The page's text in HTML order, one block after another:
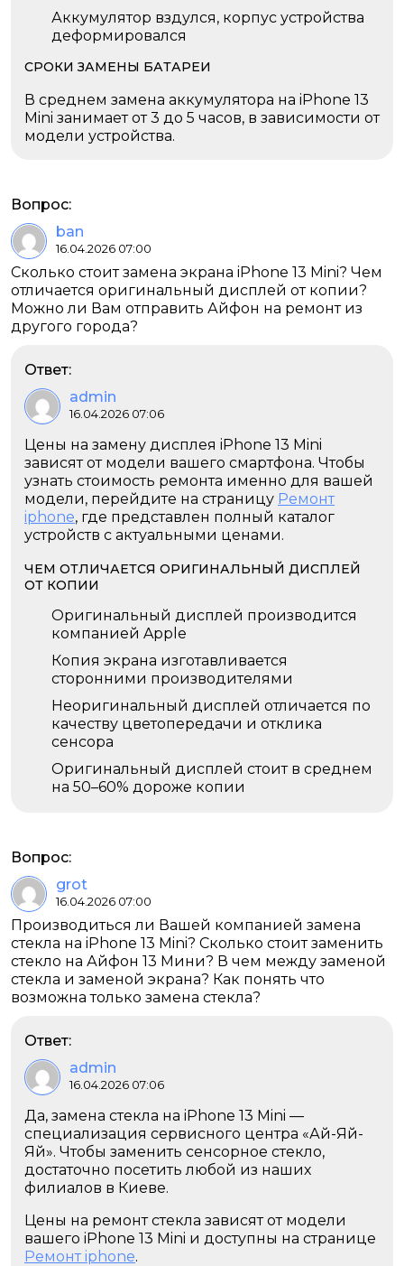
Аккумулятор вздулся, корпус устройства
деформировался
СРОКИ ЗАМЕНЫ БАТАРЕИ
В среднем замена аккумулятора на iPhone 13
Mini занимает от 3 до 5 часов, в зависимости от
модели устройства.
Вопрос:
ban
16.04.2026 07:00
Сколько стоит замена экрана iPhone 13 Mini? Чем
отличается оригинальный дисплей от копии?
Можно ли Вам отправить Айфон на ремонт из
другого города?
Ответ:
admin
16.04.2026 07:06
Цены на замену дисплея iPhone 13 Mini
зависят от модели вашего смартфона. Чтобы
узнать стоимость ремонта именно для вашей
модели, перейдите на страницу Ремонт
iphone, где представлен полный каталог
устройств с актуальными ценами.
ЧЕМ ОТЛИЧАЕТСЯ ОРИГИНАЛЬНЫЙ ДИСПЛЕЙ
ОТ КОПИИ
Оригинальный дисплей производится
компанией Apple
Копия экрана изготавливается
сторонними производителями
Неоригинальный дисплей отличается по
качеству цветопередачи и отклика
сенсора
Оригинальный дисплей стоит в среднем
на 50–60% дороже копии
Вопрос:
grot
16.04.2026 07:00
Производиться ли Вашей компанией замена
стекла на iPhone 13 Mini? Сколько стоит заменить
стекло на Айфон 13 Мини? В чем между заменой
стекла и заменой экрана? Как понять что
возможна только замена стекла?
Ответ:
admin
16.04.2026 07:06
Да, замена стекла на iPhone 13 Mini —
специализация сервисного центра «Ай-Яй-
Яй». Чтобы заменить сенсорное стекло,
достаточно посетить любой из наших
филиалов в Киеве.
Цены на ремонт стекла зависят от модели
вашего iPhone 13 Mini и доступны на странице
Ремонт iphone.